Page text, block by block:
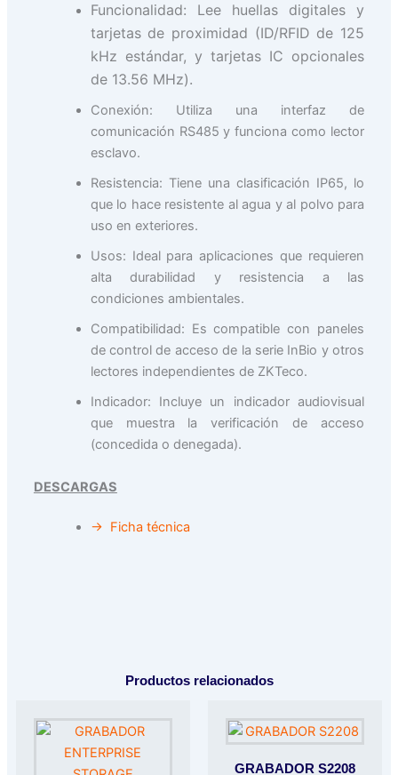
Funcionalidad: Lee huellas digitales y
tarjetas de proximidad (ID/RFID de 125
kHz estándar, y tarjetas IC opcionales
de 13.56 MHz).
Conexión: Utiliza una interfaz de
comunicación RS485 y funciona como lector
esclavo.
Resistencia: Tiene una clasificación IP65, lo
que lo hace resistente al agua y al polvo para
uso en exteriores.
Usos: Ideal para aplicaciones que requieren
alta durabilidad y resistencia a las
condiciones ambientales.
Compatibilidad: Es compatible con paneles
de control de acceso de la serie InBio y otros
lectores independientes de ZKTeco.
Indicador: Incluye un indicador audiovisual
que muestra la verificación de acceso
(concedida o denegada).
DESCARGAS
→ Ficha técnica
Productos relacionados
GRABADOR S2208